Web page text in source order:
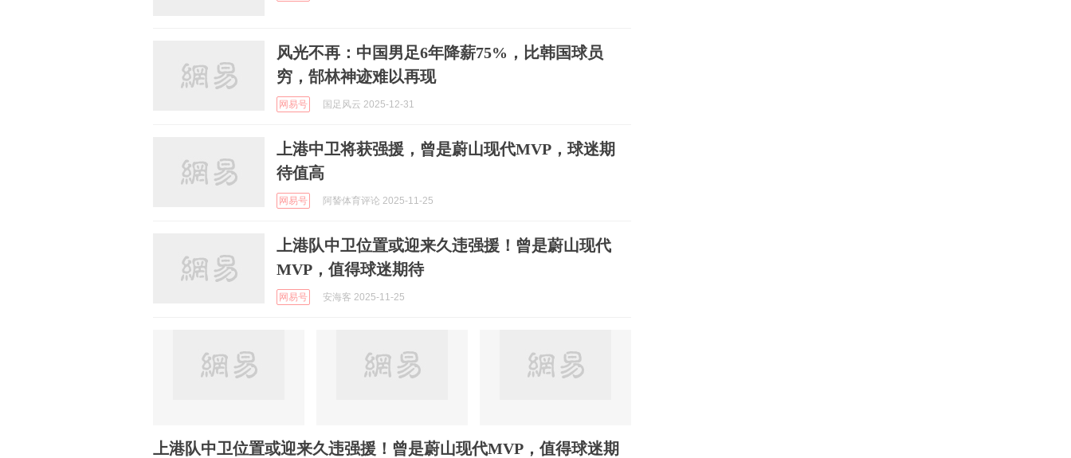
风光不再：中国男足6年降薪75%，比韩国球员
穷，郜林神迹难以再现
网易号 国足风云 2025-12-31
上港中卫将获强援，曾是蔚山现代MVP，球迷期
待值高
网易号 阿諬体育评论 2025-11-25
上港队中卫位置或迎来久违强援！曾是蔚山现代
MVP，值得球迷期待
网易号 安海客 2025-11-25
上港队中卫位置或迎来久违强援！曾是蔚山现代MVP，值得球迷期